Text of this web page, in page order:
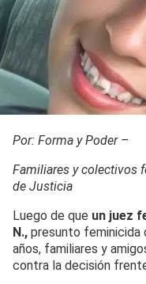
Por: Forma y Poder –
Familiares y colectivos
de Justicia
Luego de que un juez
N., presunto feminicida
años, familiares y
contra la decisión